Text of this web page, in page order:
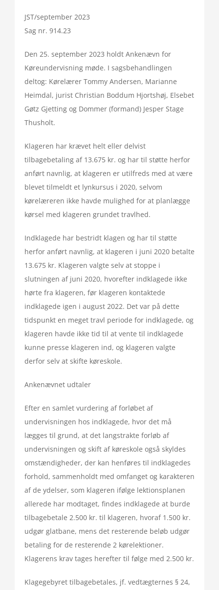
JST/september 2023
Sag nr. 914.23
Den 25. september 2023 holdt Ankenævn for
Køreundervisning møde. I sagsbehandlingen
deltog: Kørelærer Tommy Andersen, Marianne
Heimdal, jurist Christian Boddum Hjortshøj, Elsebet
Gøtz Gjetting og Dommer (formand) Jesper Stage
Thusholt.
Klageren har krævet helt eller delvist
tilbagebetaling af 13.675 kr. og har til støtte herfor
anført navnlig, at klageren er utilfreds med at være
blevet tilmeldt et lynkursus i 2020, selvom
kørelæreren ikke havde mulighed for at planlægge
kørsel med klageren grundet travlhed.
Indklagede har bestridt klagen og har til støtte
herfor anført navnlig, at klageren i juni 2020 betalte
13.675 kr. Klageren valgte selv at stoppe i
slutningen af juni 2020, hvorefter indklagede ikke
hørte fra klageren, før klageren kontaktede
indklagede igen i august 2022. Det var på dette
tidspunkt en meget travl periode for indklagede, og
klageren havde ikke tid til at vente til indklagede
kunne presse klageren ind, og klageren valgte
derfor selv at skifte køreskole.
Ankenævnet udtaler
Efter en samlet vurdering af forløbet af
undervisningen hos indklagede, hvor det må
lægges til grund, at det langstrakte forløb af
undervisningen og skift af køreskole også skyldes
omstændigheder, der kan henføres til indklagedes
forhold, sammenholdt med omfanget og karakteren
af de ydelser, som klageren ifølge lektionsplanen
allerede har modtaget, findes indklagede at burde
tilbagebetale 2.500 kr. til klageren, hvoraf 1.500 kr.
udgør glatbane, mens det resterende beløb udgør
betaling for de resterende 2 kørelektioner.
Klagerens krav tages herefter til følge med 2.500 kr.
Klagegebyret tilbagebetales, jf. vedtægternes § 24,